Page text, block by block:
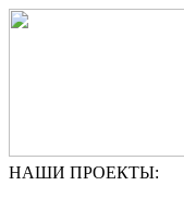
НАШИ ПРОЕКТЫ: